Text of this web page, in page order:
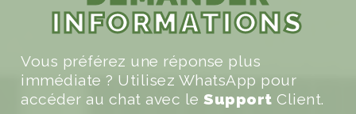
INFORMATIONS
Vous préférez une réponse plus
immédiate ? Utilisez WhatsApp pour
accéder au chat avec leSupport Client.